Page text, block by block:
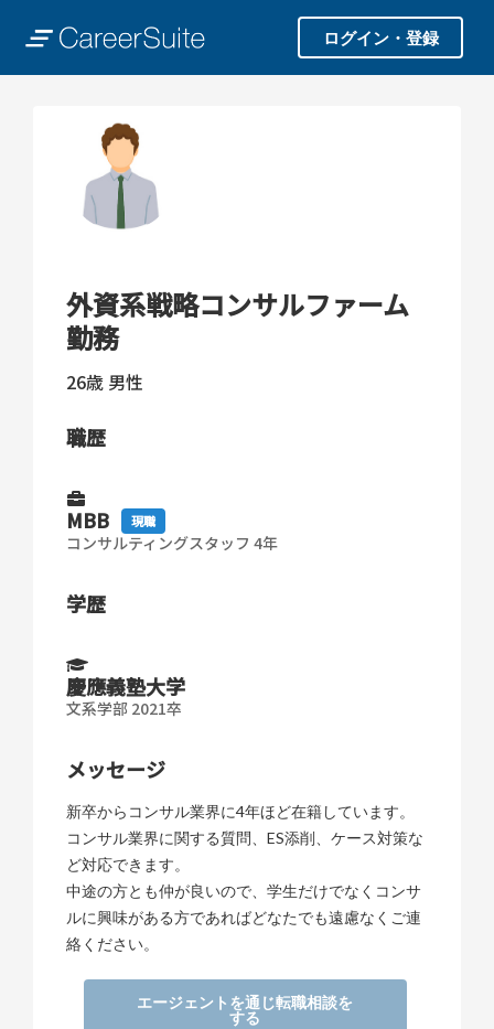
ログイン・登録
外資系戦略コンサルファーム
勤務
26歳 男性
職歴
MBB 現職
コンサルティングスタッフ 4年
学歴
慶應義塾大学
文系学部 2021卒
メッセージ
新卒からコンサル業界に4年ほど在籍しています。
コンサル業界に関する質問、ES添削、ケース対策な
ど対応できます。
中途の方とも仲が良いので、学生だけでなくコンサ
ルに興味がある方であればどなたでも遠慮なくご連
絡ください。
エージェントを通じ転職相談を
する